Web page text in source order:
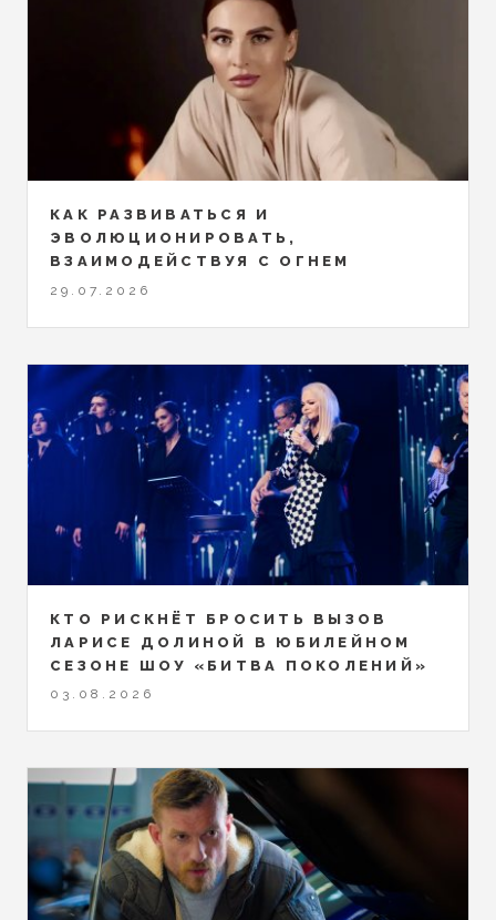
КАК РАЗВИВАТЬСЯ И
ЭВОЛЮЦИОНИРОВАТЬ,
ВЗАИМОДЕЙСТВУЯ С ОГНЕМ
29.07.2026
КТО РИСКНЁТ БРОСИТЬ ВЫЗОВ
ЛАРИСЕ ДОЛИНОЙ В ЮБИЛЕЙНОМ
СЕЗОНЕ ШОУ «БИТВА ПОКОЛЕНИЙ»
03.08.2026